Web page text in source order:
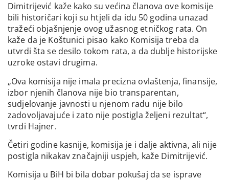
Dimitrijević kaže kako su većina članova ove komisije
bili historičari koji su htjeli da idu 50 godina unazad
tražeći objašnjenje ovog užasnog etničkog rata. On
kaže da je Koštunici pisao kako Komisija treba da
utvrdi šta se desilo tokom rata, a da dublje historijske
uzroke ostavi drugima.
„Ova komisija nije imala precizna ovlaštenja, finansije,
izbor njenih članova nije bio transparentan,
sudjelovanje javnosti u njenom radu nije bilo
zadovoljavajuće i zato nije postigla željeni rezultat“,
tvrdi Hajner.
Četiri godine kasnije, komisija je i dalje aktivna, ali nije
postigla nikakav značajniji uspjeh, kaže Dimitrijević.
Komisija u BiH bi bila dobar pokušaj da se isprave